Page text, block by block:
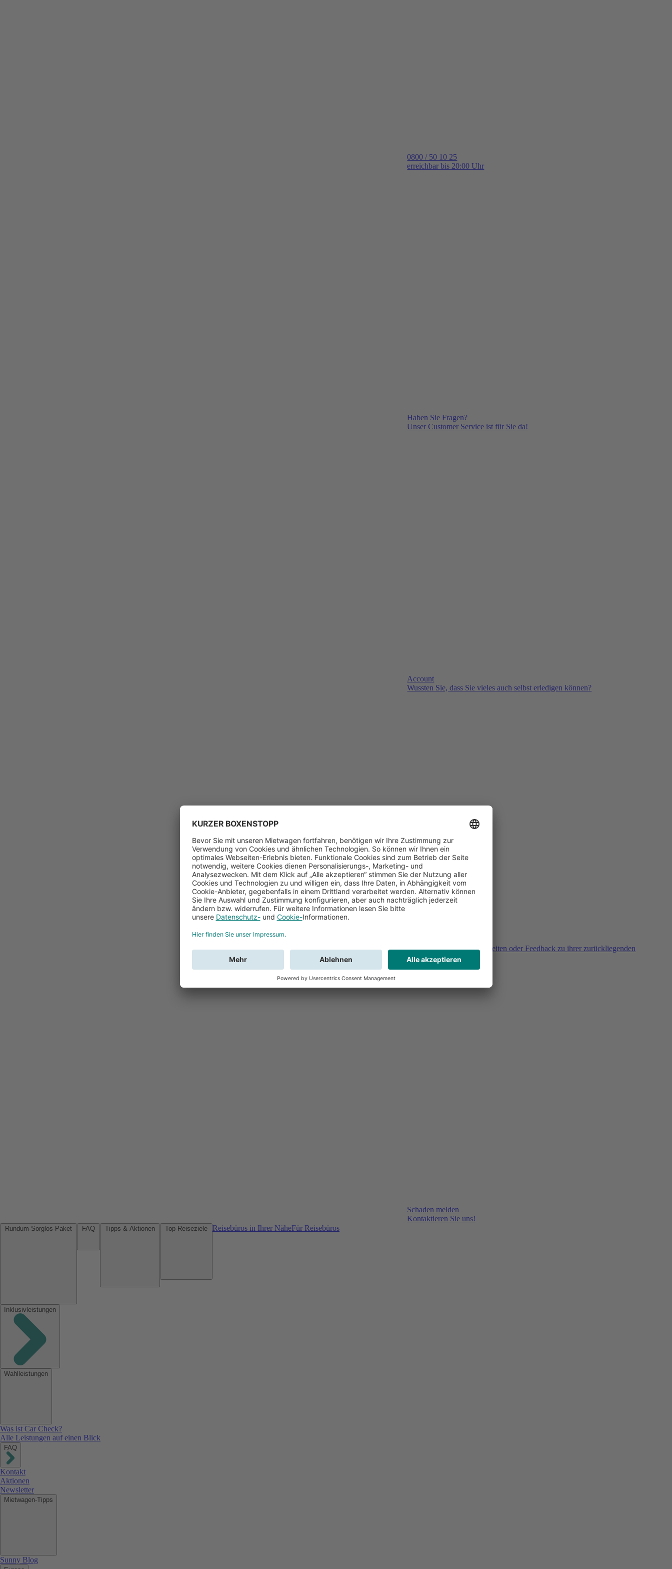
0800 / 50 10 25
erreichbar bis 20:00 Uhr
Haben Sie Fragen?
Unser Customer Service ist für Sie da!
Account
Wussten Sie, dass Sie vieles auch selbst erledigen können?
Sie haben Fragen, Unklarheiten oder Feedback zu ihrer zurückliegenden
Buchung?
Schaden melden
Kontaktieren Sie uns!
Reisebüros in Ihrer NäheFür Reisebüros
Inklusivleistungen
Wahlleistungen
Was ist Car Check?
Alle Leistungen auf einen Blick
FAQ
Kontakt
Aktionen
Newsletter
Mietwagen-Tipps
Sunny Blog